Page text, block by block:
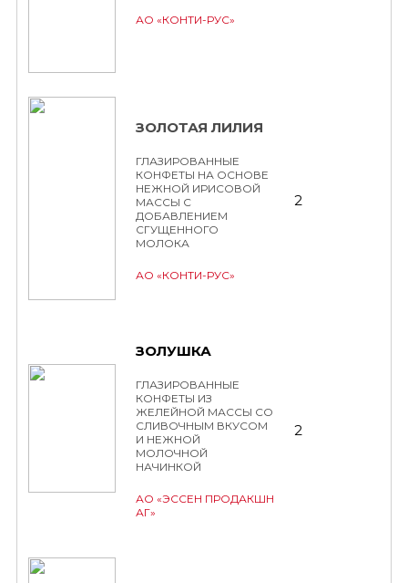
АО «КОНТИ-РУС»
ЗОЛОТАЯ ЛИЛИЯ
ГЛАЗИРОВАННЫЕ
КОНФЕТЫ НА ОСНОВЕ
НЕЖНОЙ ИРИСОВОЙ
МАССЫ С
ДОБАВЛЕНИЕМ
СГУЩЕННОГО
МОЛОКА
АО «КОНТИ-РУС»
2
ЗОЛУШКА
ГЛАЗИРОВАННЫЕ
КОНФЕТЫ ИЗ
ЖЕЛЕЙНОЙ МАССЫ СО
СЛИВОЧНЫМ ВКУСОМ
И НЕЖНОЙ
МОЛОЧНОЙ
НАЧИНКОЙ
АО «ЭССЕН ПРОДАКШН
АГ»
2